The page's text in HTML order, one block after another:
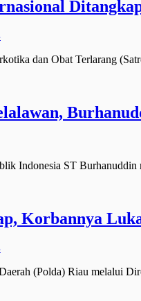
dan Obat Terlarang
Indonesia ST Burhanuddin
Korbannya
(Polda) Riau melalui